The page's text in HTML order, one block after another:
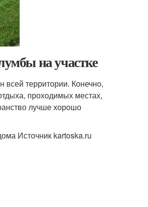
на участке
всей территории. Конечно,
проходимых местах,
лучше хорошо
Источник kartoska.ru